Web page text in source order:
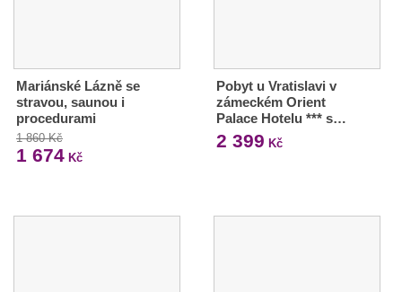
Mariánské Lázně se
stravou, saunou i
procedurami
1 860 Kč
1 674 Kč
Pobyt u Vratislavi v
zámeckém Orient
Palace Hotelu *** s…
2 399 Kč